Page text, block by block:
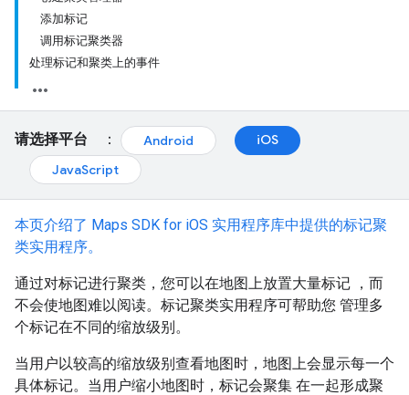
添加标记
调用标记聚类器
处理标记和聚类上的事件
请选择平台 ： Android
iOS
JavaScript
本页介绍了 Maps SDK for iOS 实用程序库中提供的标记聚
类实用程序。
通过对标记进行聚类，您可以在地图上放置大量标记 ，而
不会使地图难以阅读。标记聚类实用程序可帮助您 管理多
个标记在不同的缩放级别。
当用户以较高的缩放级别查看地图时，地图上会显示每一个
具体标记。当用户缩小地图时，标记会聚集 在一起形成聚